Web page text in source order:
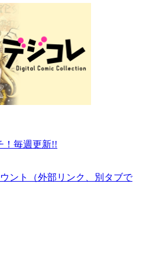
！毎週更新!!
ント
（外部リンク、別タブで